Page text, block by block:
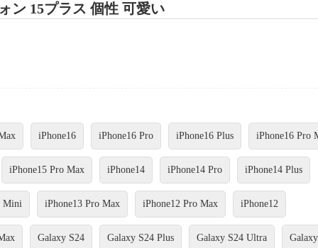
ン 15プラス 個性 可愛い
iPhone16 iPhone16 Pro iPhone16 Plus iPhone16 Pro
iPhone15 Pro Max iPhone14 iPhone14 Pro iPhone14 Plus
Mini iPhone13 Pro Max iPhone12 Pro Max iPhone12
Galaxy S24 Galaxy S24 Plus Galaxy S24 Ultra